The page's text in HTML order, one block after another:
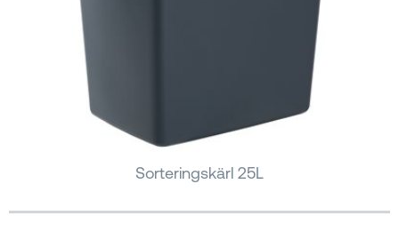
Sorteringskärl 25L